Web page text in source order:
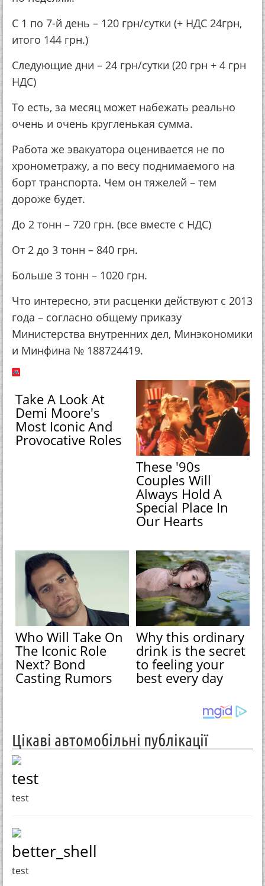
С 1 по 7-й день – 120 грн/сутки (+ НДС 24грн,
итого 144 грн.)
Следующие дни – 24 грн/сутки (20 грн + 4 грн
НДС)
То есть, за месяц может набежать реально
очень и очень кругленькая сумма.
Работа же эвакуатора оценивается не по
хронометражу, а по весу поднимаемого на
борт транспорта. Чем он тяжелей – тем
дороже будет.
До 2 тонн – 720 грн. (все вместе с НДС)
От 2 до 3 тонн – 840 грн.
Больше 3 тонн – 1020 грн.
Что интересно, эти расценки действуют с 2013
года – согласно общему приказу
Министерства внутренних дел, Минэкономики
и Минфина № 188724419.
Take A Look At
Demi Moore's
Most Iconic And
Provocative Roles
These '90s
Couples Will
Always Hold A
Special Place In
Our Hearts
Who Will Take On
The Iconic Role
Next? Bond
Casting Rumors
Why this ordinary
drink is the secret
to feeling your
best every day
Цікаві автомобільні публікації
test
test
better_shell
test